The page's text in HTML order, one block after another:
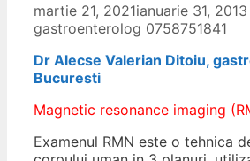
martie 21, 2021ianuarie 31, 2013
gastroenterolog 0758751841
Dr Alecse Valerian Ditoiu,
Bucuresti
Magnetic resonance imaging
Examenul RMN este o tehnica